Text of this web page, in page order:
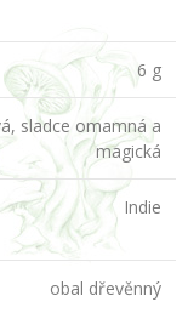
6 g
sladce omamná a
magická
Indie
obal dřevěnný